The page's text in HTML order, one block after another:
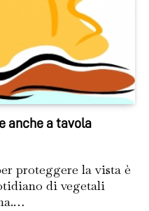
anche a tavola
proteggere la vista è
di vegetali